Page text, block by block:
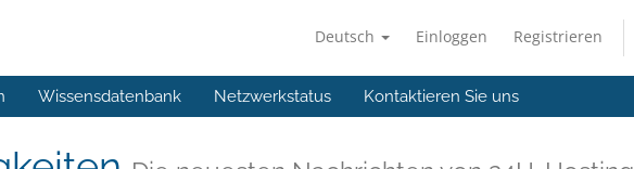
Deutsch Einloggen Registrieren
Wissensdatenbank Netzwerkstatus Kontaktieren Sie uns